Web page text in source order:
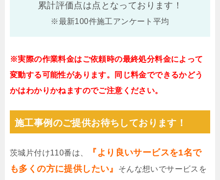
累計評価点は点となっております！
※最新100件施工アンケート平均
※実際の作業料金はご依頼時の最終処分料金によって
変動する可能性があります。同じ料金でできるかどう
かはわかりかねますのでご注意ください。
施工事例のご提供お待ちしております！
茨城片付け110番は、
『より良いサービスを1名で
も多くの方に提供したい』
そんな想いでサービスを